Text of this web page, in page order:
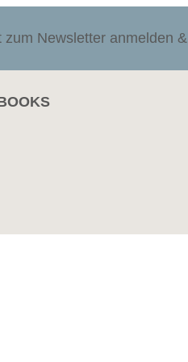
zum Newsletter anmelden &